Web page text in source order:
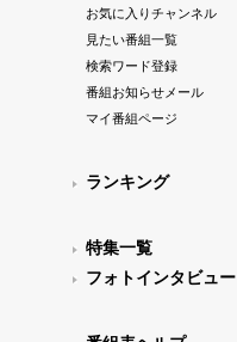
お気に入りチャンネル
見たい番組一覧
検索ワード登録
番組お知らせメール
マイ番組ページ
ランキング
特集一覧
フォトインタビュー